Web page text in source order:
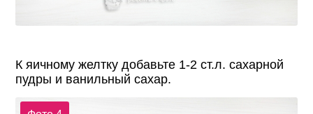
К яичному желтку добавьте 1-2 ст.л. сахарной
пудры и ванильный сахар.